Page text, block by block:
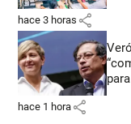
hace 3 horas share
hace 1 hora share